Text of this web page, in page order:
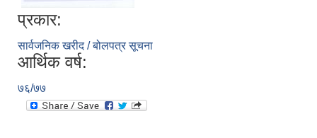
प्रकार:
सार्वजनिक खरीद / बोलपत्र सूचना
आर्थिक वर्ष:
७६/७७